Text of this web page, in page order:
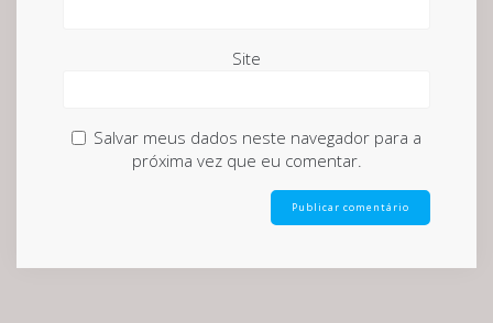
Site
Salvar meus dados neste navegador para a
próxima vez que eu comentar.